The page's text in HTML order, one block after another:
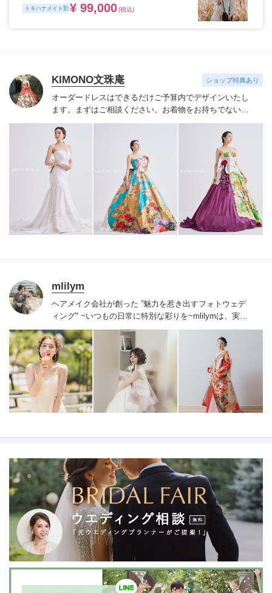
トキハナメイト割 ¥ 99,000(税込)
KIMONO文珠庵 ショップ特典あり
オーダードレスはできるだけご予算内でデザインいたし
ます。
まずはご相談ください。お着物をお持ちでない場
合は当店でご用意させていただきます。
mlilym
ヘアメイク会社が創った ”魅力を惹き出すフォトウェデ
ィング" ~いつもの日常に特別な彩りを~mlilymは、実力
と経験のあるクリエイターがそろっています、一人一人
に寄り添い、それぞれに合ったプランを提案させていた
だきます。一日二組限定の貸し切りサロンなので、ゆっ
たりとお過ごしいただき、お子様連れも安心して撮影で
きます。結婚式当日を担当してきたスタッフがばかり。
結婚式と同じおもてなしの心を持ち、写真、ヘアメイク
は人生で一番輝く結婚式と同じクオリティーでご提供い
たします。